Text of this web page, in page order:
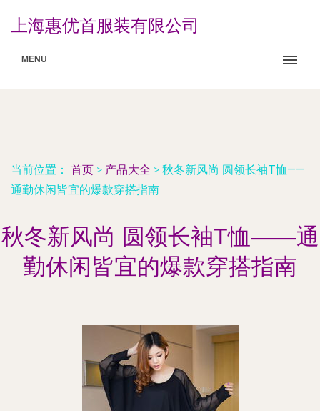
上海惠优首服装有限公司
MENU
当前位置： 首页 > 产品大全 > 秋冬新风尚 圆领长袖T恤——
通勤休闲皆宜的爆款穿搭指南
秋冬新风尚 圆领长袖T恤——通
勤休闲皆宜的爆款穿搭指南